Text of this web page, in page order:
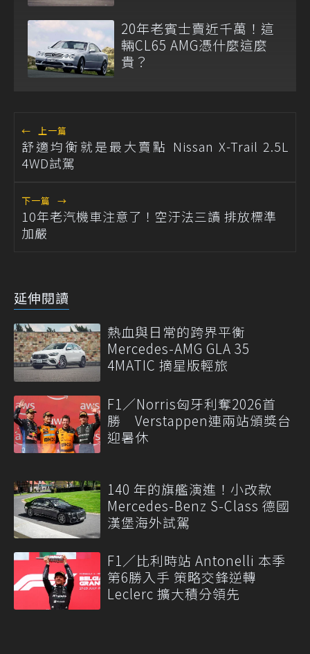
20年老賓士賣近千萬！這
輛CL65 AMG憑什麼這麼
貴？
← 上一篇
舒適均衡就是最大賣點 Nissan X-Trail 2.5L
4WD試駕
下一篇 →
10年老汽機車注意了！空汙法三讀 排放標準
加嚴
延伸閱讀
熱血與日常的跨界平衡
Mercedes-AMG GLA 35
4MATIC 摘星版輕旅
F1／Norris匈牙利奪2026首
勝 Verstappen連兩站頒獎台
迎暑休
140 年的旗艦演進！小改款
Mercedes-Benz S-Class 德國
漢堡海外試駕
F1／比利時站 Antonelli 本季
第6勝入手 策略交鋒逆轉
Leclerc 擴大積分領先